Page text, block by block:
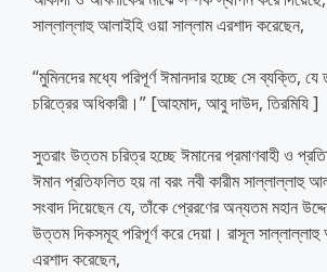
সাল্লাল্লাহু আলাইহি ওয়া সাল্লাম এরশাদ করেছেন,
“মুমিনদের মধ্যে পরিপূর্ণ ঈমানদার হচ্ছে সে ব্যক্তি,
চরিত্রের অধিকারী।” [আহমাদ, আবু দাউদ, তিরমিযি ]
সুতরাং উত্তম চরিত্র হচ্ছে ঈমানের প্রমাণবাহী ও
ঈমান প্রতিফলিত হয় না বরং নবী কারীম সাল্লাল্লাহু
সংবাদ দিয়েছেন যে, তাঁকে প্রেরণের অন্যতম মহান
উত্তম দিকসমূহ পরিপূর্ণ করে দেয়া। রাসূল সাল্লাল্লাহু
এরশাদ করেছেন,